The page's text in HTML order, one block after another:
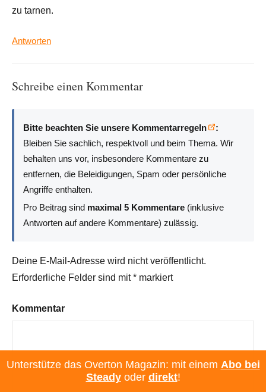
zu tarnen.
Antworten
Schreibe einen Kommentar
Bitte beachten Sie unsere Kommentarregeln
:
Bleiben Sie sachlich, respektvoll und beim Thema. Wir
behalten uns vor, insbesondere Kommentare zu
entfernen, die Beleidigungen, Spam oder persönliche
Angriffe enthalten.
Pro Beitrag sind maximal 5 Kommentare (inklusive
Antworten auf andere Kommentare) zulässig.
Deine E-Mail-Adresse wird nicht veröffentlicht.
Erforderliche Felder sind mit* markiert
Kommentar
Unterstütze das Overton Magazin: mit einem Abo bei
Steadyoder direkt!